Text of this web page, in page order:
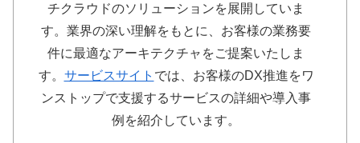
チクラウドのソリューションを展開していま
す。業界の深い理解をもとに、お客様の業務要
件に最適なアーキテクチャをご提案いたしま
す。 サービスサイト では、お客様のDX推進をワ
ンストップで支援するサービスの詳細や導入事
例を紹介しています。